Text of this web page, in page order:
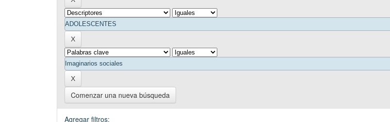
Comenzar una nueva búsqueda
Agregar filtros: